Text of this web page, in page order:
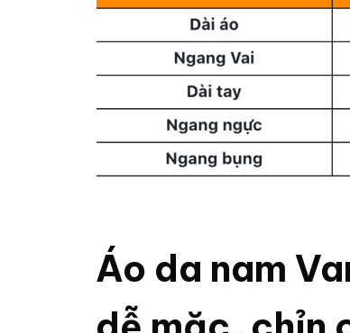
Áo da nam